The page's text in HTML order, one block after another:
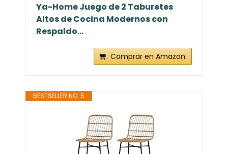
Ya-Home Juego de 2 Taburetes
Altos de Cocina Modernos con
Respaldo...
Comprar en Amazon
BESTSELLER NO. 5